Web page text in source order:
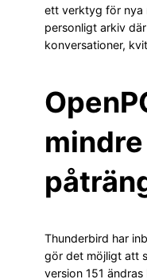
ett verktyg för nya
personligt arkiv
konversationer,
mindre
Thunderbird har
gör det möjligt att
version 151